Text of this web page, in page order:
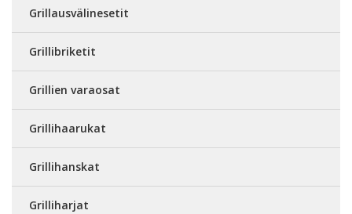
Grillausvälinesetit
Grillibriketit
Grillien varaosat
Grillihaarukat
Grillihanskat
Grilliharjat